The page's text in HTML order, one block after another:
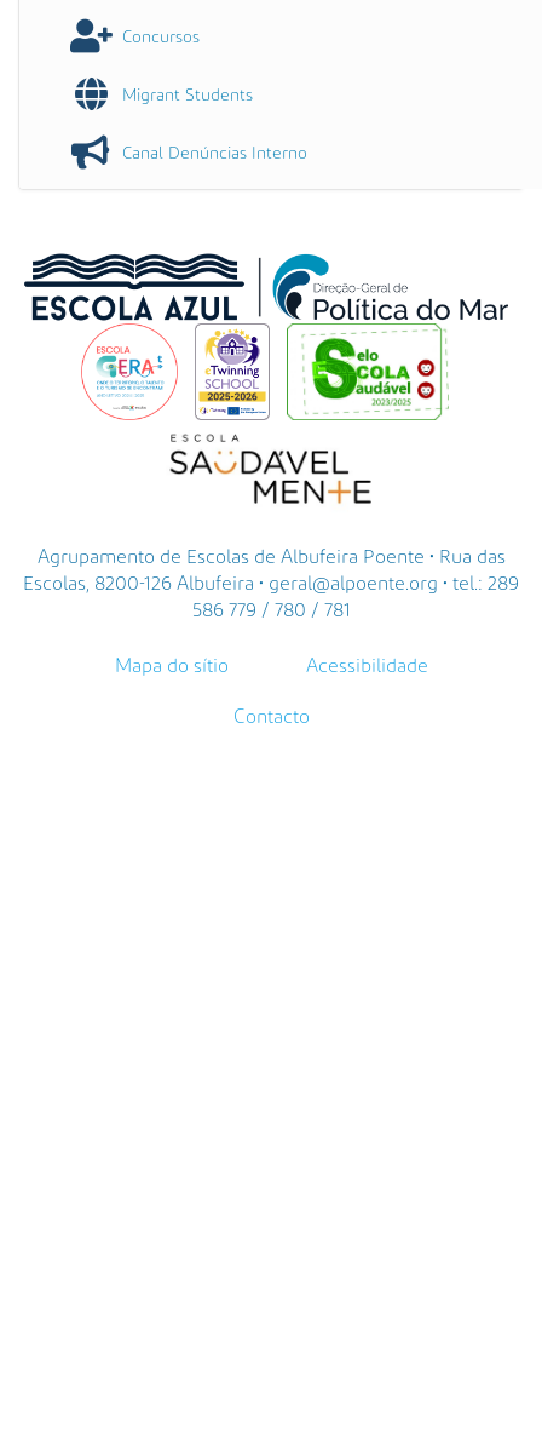
Concursos
Migrant Students
Canal Denúncias Interno
Agrupamento de Escolas de Albufeira Poente • Rua das
Escolas, 8200-126 Albufeira • geral@alpoente.org • tel.: 289
586 779 / 780 / 781
Mapa do sítio Acessibilidade
Contacto